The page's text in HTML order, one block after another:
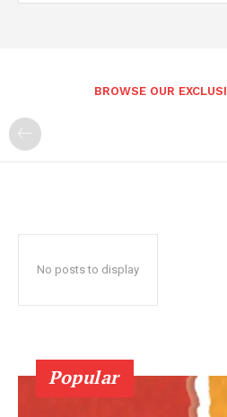
BROWSE OUR
No posts to display
Popular